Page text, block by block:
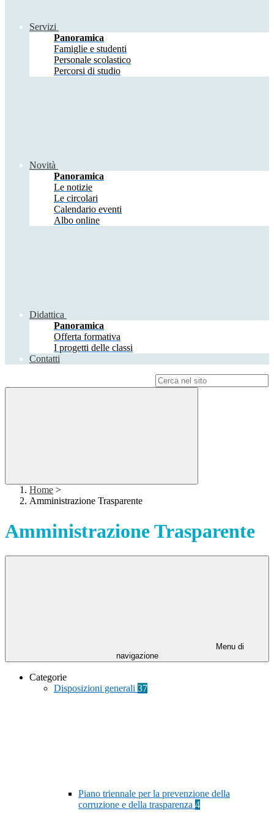
Servizi
Panoramica
Famiglie e studenti
Personale scolastico
Percorsi di studio
Novità
Panoramica
Le notizie
Le circolari
Calendario eventi
Albo online
Didattica
Panoramica
Offerta formativa
I progetti delle classi
Contatti
Home >
Amministrazione Trasparente
Amministrazione Trasparente
Menu di
navigazione
Categorie
Disposizioni generali 37
Piano triennale per la prevenzione della
corruzione e della trasparenza 4